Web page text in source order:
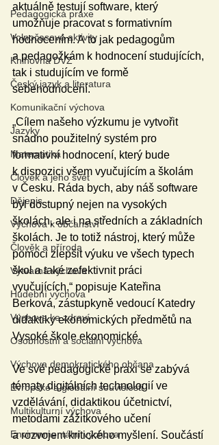
Pedagogická praxe
Volnočasové aktivity
Knihovna DVZ
Český jazyk a literatura
Komunikační výchova
Jazyky
Matematika
Člověk a jeho svět
Dějepis
Výchova k občanství
Člověk a příroda
Výtvarná výchova
Hudební výchova
Výchova ke zdraví
Osobnostní a sociální výchova
Výchova demokratického občana
Evropské a globální souvislosti
Multikulturní výchova
Environmentální výchova
aktuálně testují software, který
umožňuje pracovat s formativním
hodnocením. A to jak pedagogům
a pedagožkám k hodnocení studujících,
tak i studujícím ve formě
sebehodnocení.
„Cílem našeho výzkumu je vytvořit
snadno použitelný systém pro
formativní hodnocení, který bude
k dispozici všem vyučujícím a školám
v Česku. Ráda bych, aby náš software
byl dostupný nejen na vysokých
školách, ale i na středních a základních
školách. Je to totiž nástroj, který může
pomoci zlepšit výuku ve všech typech
škol a také zefektivnit práci
vyučujících,“ popisuje Kateřina
Berková, zástupkyně vedoucí Katedry
didaktiky ekonomických předmětů na
Vysoké škole ekonomické.
Ve své pedagogické praxi se zabývá
tématy digitálních technologií ve
vzdělávání, didaktikou účetnictví,
metodami zážitkového učení
a rozvojem kritického myšlení. Součástí